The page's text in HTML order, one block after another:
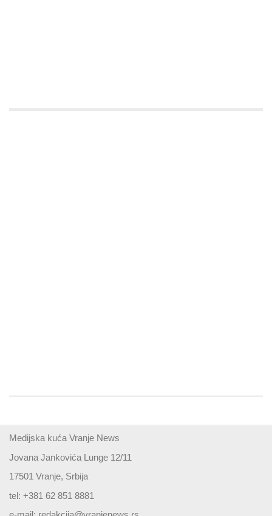
Medijska kuća Vranje News
Jovana Jankovića Lunge 12/11
17501 Vranje, Srbija
tel: +381 62 851 8881